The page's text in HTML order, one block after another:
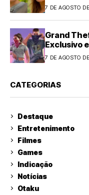
7 DE AGOSTO
Grand
Exclusivo
7 DE AGOSTO
CATEGORIAS
Destaque
Entretenimento
Filmes
Games
Indicação
Notícias
Otaku